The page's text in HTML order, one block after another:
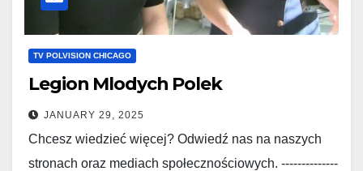
TV POLVISION CHICAGO
Legion Mlodych Polek
JANUARY 29, 2025
Chcesz wiedzieć więcej? Odwiedź nas na naszych
stronach oraz mediach społecznościowych. --------------